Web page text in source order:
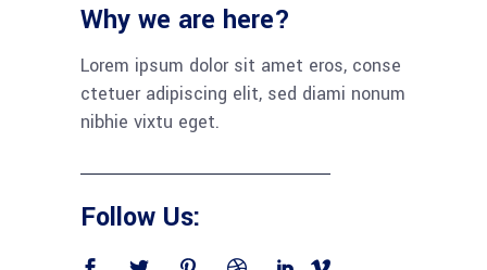
Why we are here?
Lorem ipsum dolor sit amet eros, conse
ctetuer adipiscing elit, sed diami nonum
nibhie vixtu eget.
Follow Us: